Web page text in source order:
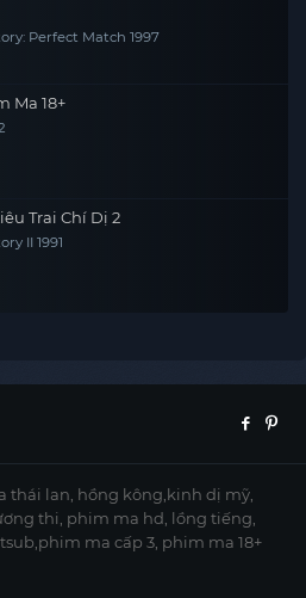
Perfect Match 1997
Ma 18+
Trai Chí Dị 2
II 1991
thái lan, hồng kông,kinh dị mỹ,
thi, phim ma hd, lồng tiếng,
ma cấp 3, phim ma 18+